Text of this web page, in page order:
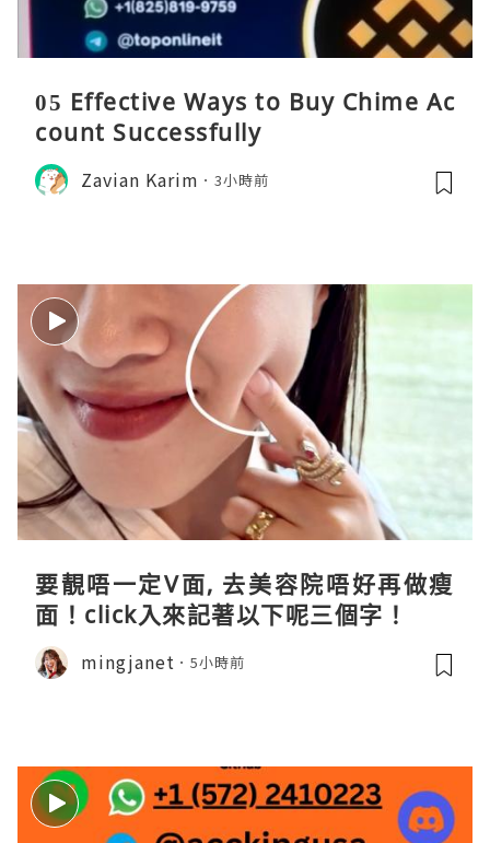
05 Effective Ways to Buy Chime Ac
count Successfully
Zavian Karim 3小時前
要靚唔一定V面, 去美容院唔好再做瘦
面！click入來記著以下呢三個字！
mingjanet 5小時前